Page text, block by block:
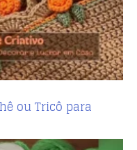
ou Tricô para